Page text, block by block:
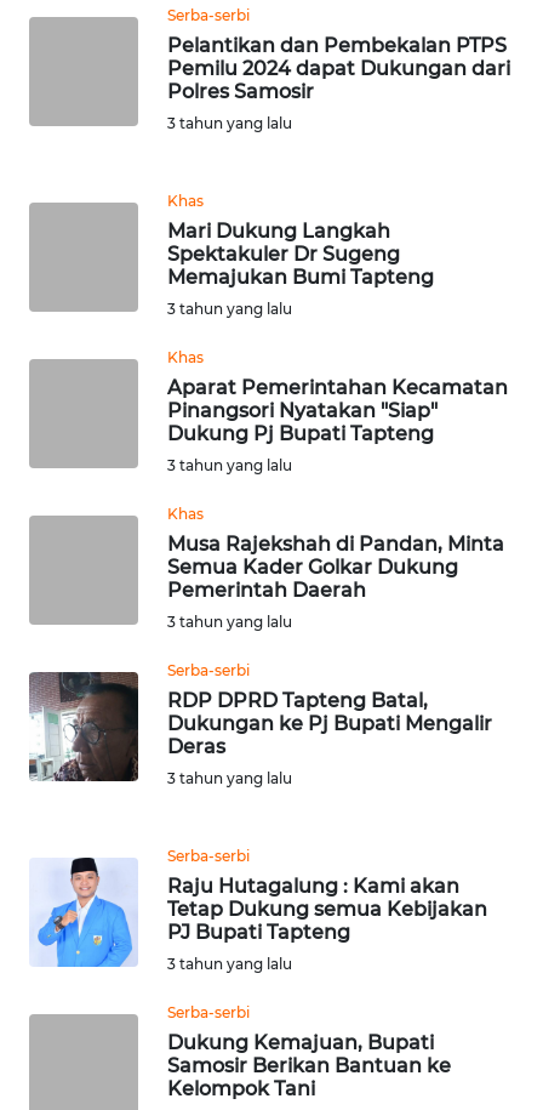
Serba-serbi
Pelantikan dan Pembekalan PTPS
Pemilu 2024 dapat Dukungan dari
Polres Samosir
3 tahun yang lalu
Khas
Mari Dukung Langkah
Spektakuler Dr Sugeng
Memajukan Bumi Tapteng
3 tahun yang lalu
Khas
Aparat Pemerintahan Kecamatan
Pinangsori Nyatakan "Siap"
Dukung Pj Bupati Tapteng
3 tahun yang lalu
Khas
Musa Rajekshah di Pandan, Minta
Semua Kader Golkar Dukung
Pemerintah Daerah
3 tahun yang lalu
Serba-serbi
RDP DPRD Tapteng Batal,
Dukungan ke Pj Bupati Mengalir
Deras
3 tahun yang lalu
Serba-serbi
Raju Hutagalung : Kami akan
Tetap Dukung semua Kebijakan
PJ Bupati Tapteng
3 tahun yang lalu
Serba-serbi
Dukung Kemajuan, Bupati
Samosir Berikan Bantuan ke
Kelompok Tani
TINGGI
WN
PADANG
LAWAS
SUMEDANG
WN
CIANJUR